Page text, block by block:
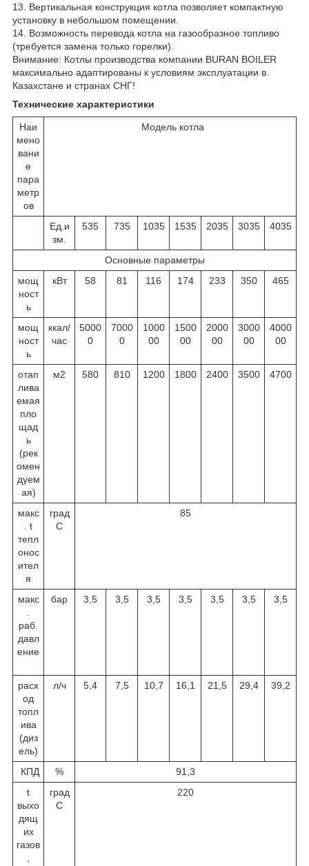
13. Вертикальная конструкция котла позволяет компактную
установку в небольшом помещении.
14. Возможность перевода котла на газообразное топливо
(требуется замена только горелки).
Внимание: Котлы производства компании BURAN BOILER
максимально адаптированы к условиям эксплуатации в
Казахстане и странах СНГ!
Технические характеристики
Наи
мено
вани
е
пара
метр
ов
Модель котла
Ед.и
зм.
535 735 1035 1535 2035 3035 4035
Основные параметры
мощ
ност
ь
кВт 58 81 116 174 233 350 465
мощ
ност
ь
ккал/
час
5000
0
7000
0
1000
00
1500
00
2000
00
3000
00
4000
00
отап
лива
емая
пло
щад
ь
(рек
омен
дуем
ая)
м2 580 810 1200 1800 2400 3500 4700
макс
. t
тепл
онос
ител
я
град
С
85
макс
раб.
давл
ение
бар 3,5 3,5 3,5 3,5 3,5 3,5 3,5
расх
од
топл
ива
(диз
ель)
л/ч 5,4 7,5 10,7 16,1 21,5 29,4 39,2
КПД %
91,3
t
выхо
дящ
их
газов
град
С
220